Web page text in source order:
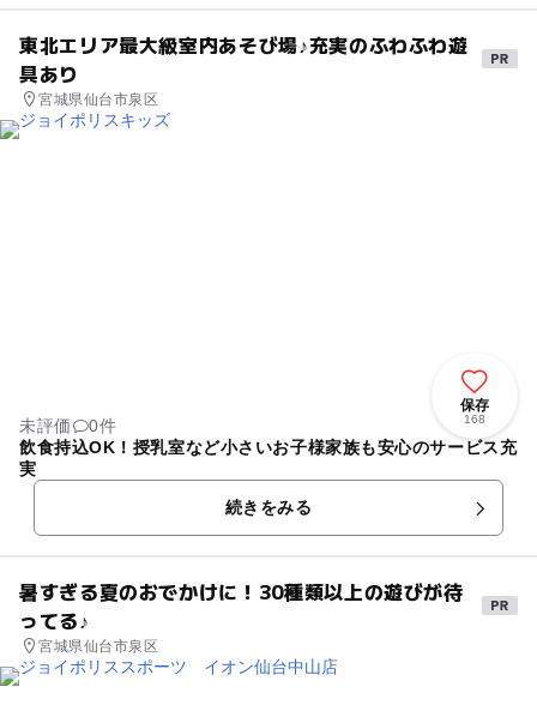
東北エリア最大級室内あそび場♪充実のふわふわ遊
具あり
宮城県仙台市泉区
保存
168
未評価
0件
飲食持込OK！授乳室など小さいお子様家族も安心のサービス充
実
続きをみる
暑すぎる夏のおでかけに！30種類以上の遊びが待
ってる♪
宮城県仙台市泉区